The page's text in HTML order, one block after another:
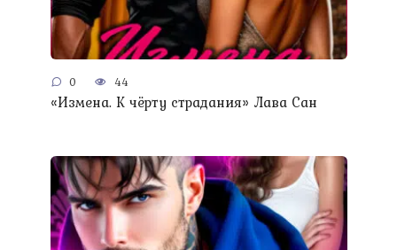
0 44
«Измена. К чёрту страдания» Лава Сан